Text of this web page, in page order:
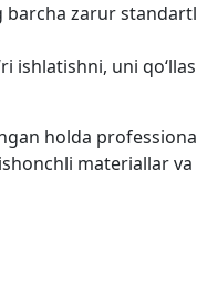
zarur
ishlatishni, uni
holda
materiallar